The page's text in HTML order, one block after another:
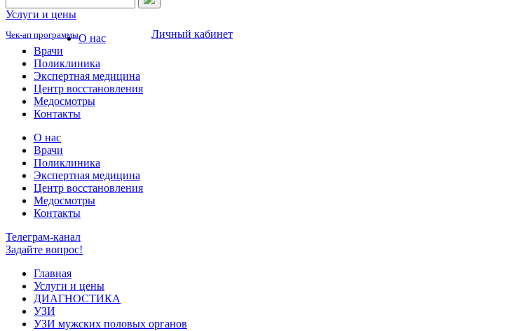
Услуги и цены
Чек-ап программы Личный кабинет
О нас
Врачи
Поликлиника
Экспертная медицина
Центр восстановления
Медосмотры
Контакты
О нас
Врачи
Поликлиника
Экспертная медицина
Центр восстановления
Медосмотры
Контакты
Телеграм-канал
Задайте вопрос!
Главная
Услуги и цены
ДИАГНОСТИКА
УЗИ
УЗИ мужских половых органов